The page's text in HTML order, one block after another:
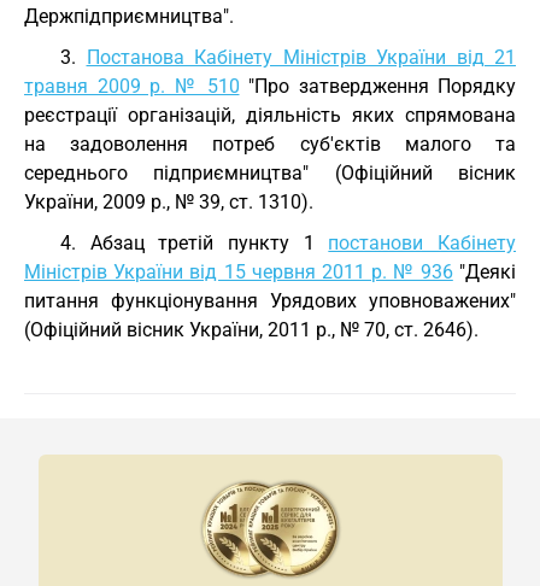
Держпідприємництва".
3. Постанова Кабінету Міністрів України від 21
травня 2009 р. № 510 "Про затвердження Порядку
реєстрації організацій, діяльність яких спрямована
на задоволення потреб суб'єктів малого та
середнього підприємництва" (Офіційний вісник
України, 2009 р., № 39, ст. 1310).
4. Абзац третій пункту 1 постанови Кабінету
Міністрів України від 15 червня 2011 р. № 936"Деякі
питання функціонування Урядових уповноважених"
(Офіційний вісник України, 2011 р., № 70, ст. 2646).